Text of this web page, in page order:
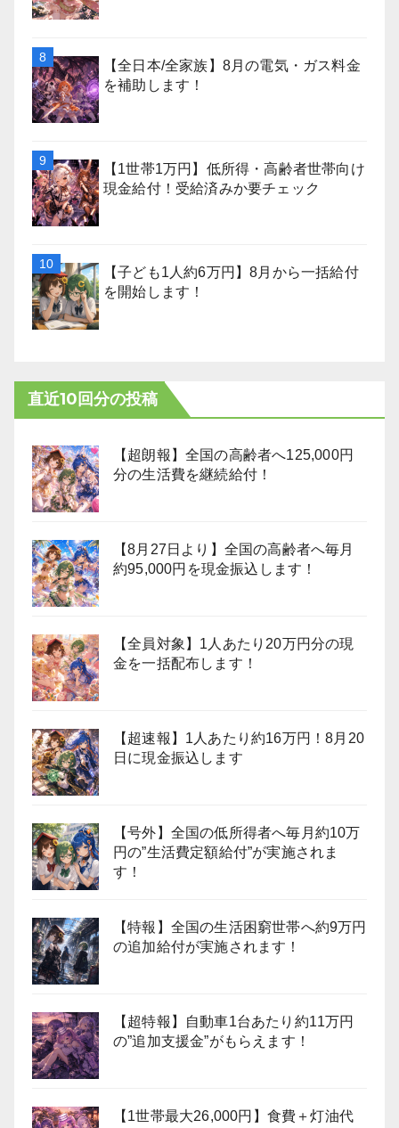
【全日本/全家族】8月の電気・ガス料金
を補助します！
【1世帯1万円】低所得・高齢者世帯向け
現金給付！受給済みか要チェック
【子ども1人約6万円】8月から一括給付
を開始します！
直近10回分の投稿
【超朗報】全国の高齢者へ125,000円
分の生活費を継続給付！
【8月27日より】全国の高齢者へ毎月
約95,000円を現金振込します！
【全員対象】1人あたり20万円分の現
金を一括配布します！
【超速報】1人あたり約16万円！8月20
日に現金振込します
【号外】全国の低所得者へ毎月約10万
円の”生活費定額給付”が実施されま
す！
【特報】全国の生活困窮世帯へ約9万円
の追加給付が実施されます！
【超特報】自動車1台あたり約11万円
の”追加支援金”がもらえます！
【1世帯最大26,000円】食費＋灯油代